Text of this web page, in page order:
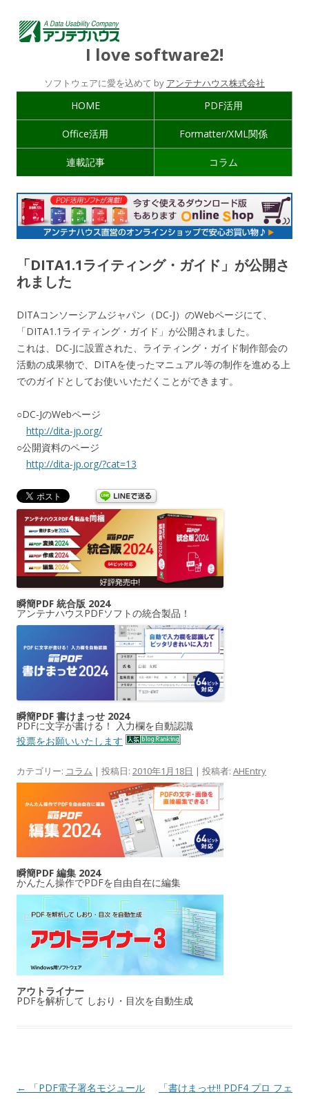
I love software2!
ソフトウェアに愛を込めて by アンテナハウス株式会社
HOME PDF活用
Office活用 Formatter/XML関係
連載記事 コラム
「DITA1.1ライティング・ガイド」が公開さ
れました
DITAコンソーシアムジャパン（DC-J）のWebページにて、
「DITA1.1ライティング・ガイド」が公開されました。
これは、DC-Jに設置された、ライティング・ガイド制作部会の
活動の成果物で、DITAを使ったマニュアル等の制作を進める上
でのガイドとしてお使いいただくことができます。
○DC-JのWebページ
http://dita-jp.org/
○公開資料のページ
http://dita-jp.org/?cat=13
瞬簡PDF 統合版 2024
アンテナハウスPDFソフトの統合製品！
瞬簡PDF 書けまっせ 2024
PDFに文字が書ける！ 入力欄を自動認識
投票をお願いいたします
カテゴリー: コラム | 投稿日: 2010年1月18日 | 投稿者: AHEntry
瞬簡PDF 編集 2024
かんたん操作でPDFを自由自在に編集
アウトライナー
PDFを解析して しおり・目次を自動生成
投稿ナビゲーション
←
「PDF電子署名モジュール
「書けまっせ!! PDF4 プロ フェ